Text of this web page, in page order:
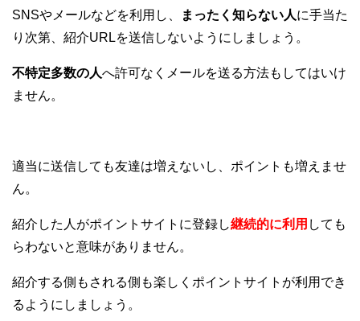
SNSやメールなどを利用し、 まったく知らない人に手当た
り次第、紹介URLを送信しないようにしましょう。
不特定多数の人へ許可なくメールを送る方法もしてはいけ
ません。
適当に送信しても友達は増えないし、ポイントも増えませ
ん。
紹介した人がポイントサイトに登録し継続的に利用 しても
らわないと意味がありません。
紹介する側もされる側も楽しくポイントサイトが利用でき
るようにしましょう。